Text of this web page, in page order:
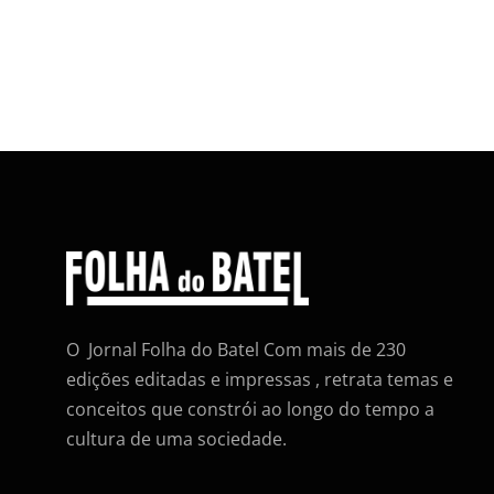
O Jornal Folha do Batel Com mais de 230
edições editadas e impressas , retrata temas e
conceitos que constrói ao longo do tempo a
cultura de uma sociedade.